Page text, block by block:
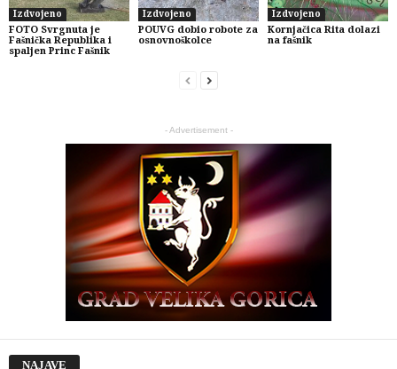
Izdvojeno
FOTO Svrgnuta je
Fašnička Republika i
spaljen Princ Fašnik
Izdvojeno
POUVG dobio robote za
osnovnoškolce
Izdvojeno
Kornjačica Rita dolazi
na fašnik
- Advertisement -
NAJAVE